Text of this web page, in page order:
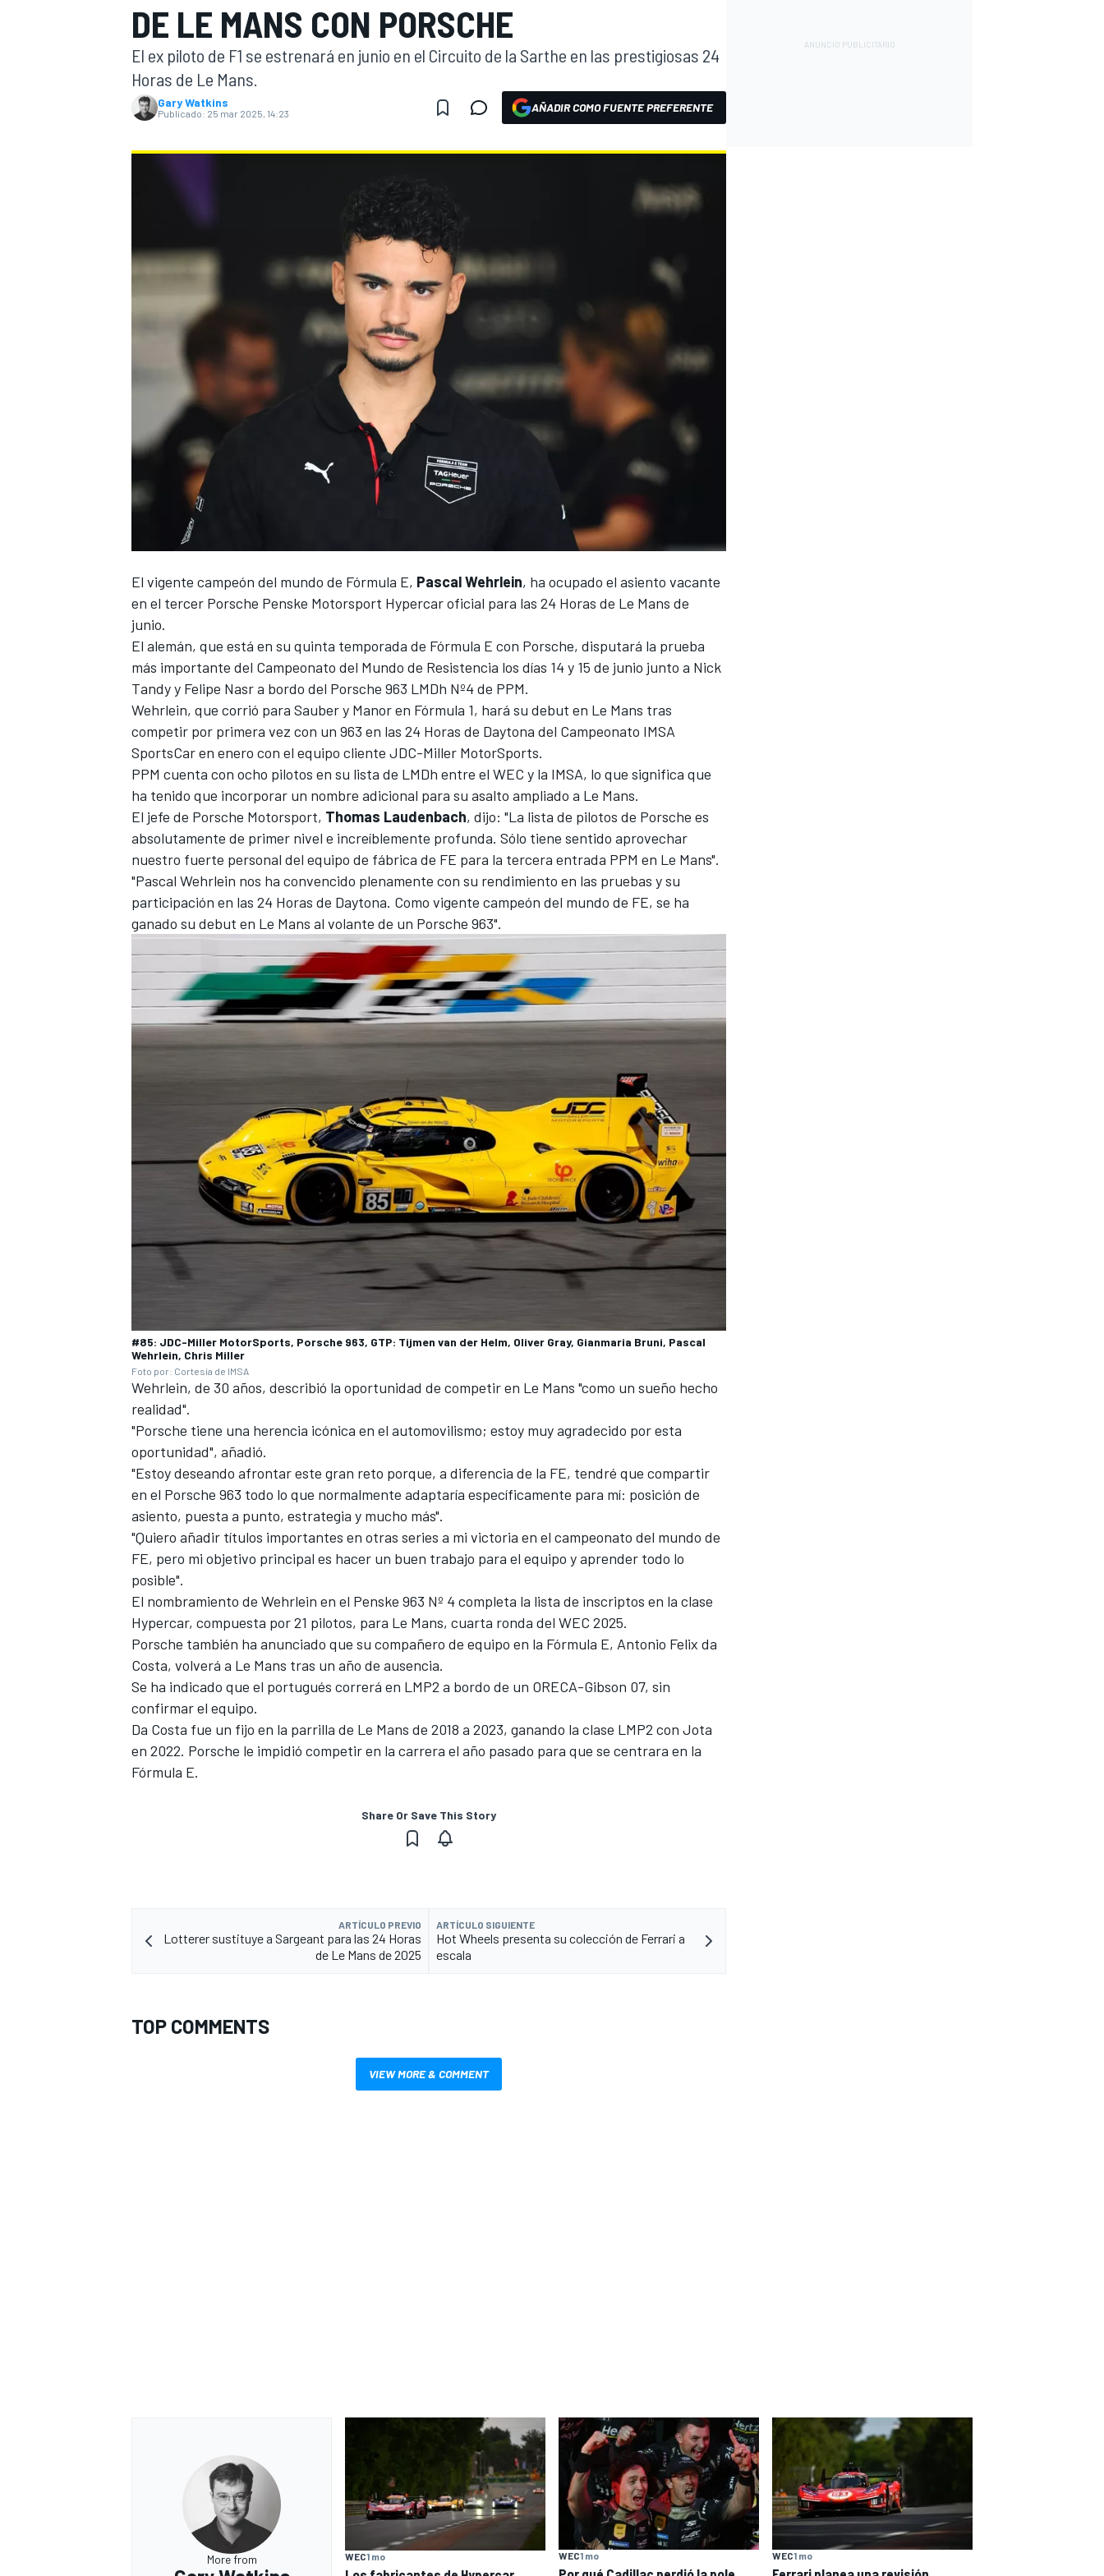
FÓRMULA E MOTO
DE LE MANS CON PORSCHE
El ex piloto de F1 se estrenará en junio en el Circuito de la Sarthe en las prestigiosas 24
Horas de Le Mans.
Gary Watkins
Publicado: 25 mar 2025, 14:23 AÑADIR COMO FUENTE PREFERENTE
El vigente campeón del mundo de Fórmula E, Pascal Wehrlein, ha ocupado el asiento vacante
en el tercer Porsche Penske Motorsport Hypercar oficial para las 24 Horas de Le Mans de
junio.
El alemán, que está en su quinta temporada de Fórmula E con Porsche, disputará la prueba
más importante del Campeonato del Mundo de Resistencia los días 14 y 15 de junio junto a Nick
Tandyy Felipe Nasra bordo del Porsche 963 LMDh Nº4 de PPM.
Wehrlein, que corrió para Sauber y Manor en Fórmula 1, hará su debut en Le Mans tras
competir por primera vez con un 963 en las 24 Horas de Daytona del Campeonato IMSA
SportsCar en enero con el equipo cliente JDC-Miller MotorSports.
PPM cuenta con ocho pilotos en su lista de LMDh entre el WEC y la IMSA, lo que significa que
ha tenido que incorporar un nombre adicional para su asalto ampliado a Le Mans.
El jefe de Porsche Motorsport, Thomas Laudenbach, dijo: "La lista de pilotos de Porsche es
absolutamente de primer nivel e increíblemente profunda. Sólo tiene sentido aprovechar
nuestro fuerte personal del equipo de fábrica de FE para la tercera entrada PPM en Le Mans".
"Pascal Wehrlein nos ha convencido plenamente con su rendimiento en las pruebas y su
participación en las 24 Horas de Daytona. Como vigente campeón del mundo de FE, se ha
ganado su debut en Le Mans al volante de un Porsche 963".
#85: JDC-Miller MotorSports, Porsche 963, GTP: Tijmen van der Helm, Oliver Gray, Gianmaria Bruni, Pascal
Wehrlein, Chris Miller
Foto por: Cortesía de IMSA
Wehrlein, de 30 años, describió la oportunidad de competir en Le Mans "como un sueño hecho
realidad".
"Porsche tiene una herencia icónica en el automovilismo; estoy muy agradecido por esta
oportunidad", añadió.
"Estoy deseando afrontar este gran reto porque, a diferencia de la FE, tendré que compartir
en el Porsche 963 todo lo que normalmente adaptaría específicamente para mí: posición de
asiento, puesta a punto, estrategia y mucho más".
"Quiero añadir títulos importantes en otras series a mi victoria en el campeonato del mundo de
FE, pero mi objetivo principal es hacer un buen trabajo para el equipo y aprender todo lo
posible".
El nombramiento de Wehrlein en el Penske 963 Nº 4 completa la lista de inscriptos en la clase
Hypercar, compuesta por 21 pilotos, para Le Mans, cuarta ronda del WEC 2025.
Porsche también ha anunciado que su compañero de equipo en la Fórmula E, Antonio Felix da
Costa, volverá a Le Mans tras un año de ausencia.
Se ha indicado que el portugués correrá en LMP2 a bordo de un ORECA-Gibson 07, sin
confirmar el equipo.
Da Costa fue un fijo en la parrilla de Le Mans de 2018 a 2023, ganando la clase LMP2 con Jota
en 2022. Porsche le impidió competir en la carrera el año pasado para que se centrara en la
Fórmula E.
Share Or Save This Story
ARTÍCULO PREVIO
Lotterer sustituye a Sargeant para las 24 Horas
de Le Mans de 2025
ARTÍCULO SIGUIENTE
Hot Wheels presenta su colección de Ferrari a
escala
TOP COMMENTS
VIEW MORE & COMMENT
More from WEC1 mo WEC1 mo WEC1 mo